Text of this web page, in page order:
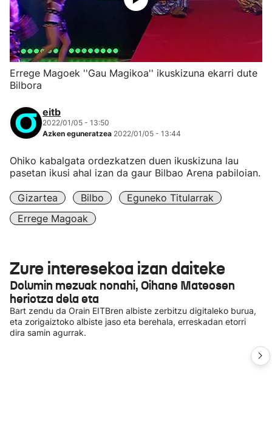
Errege Magoek ''Gau Magikoa'' ikuskizuna ekarri dute
Bilbora
eitb
2022/01/05 - 13:50
Azken eguneratzea 2022/01/05 - 13:44
Ohiko kabalgata ordezkatzen duen ikuskizuna lau
pasetan ikusi ahal izan da gaur Bilbao Arena pabiloian.
Gizartea Bilbo
Eguneko Titularrak
Errege Magoak
Zure interesekoa izan daiteke
Dolumin mezuak nonahi, Oihane Mateosen
heriotza dela eta
Bart zendu da Orain EITBren albiste zerbitzu digitaleko burua,
eta zorigaiztoko albiste jaso eta berehala, erreskadan etorri
dira samin agurrak.